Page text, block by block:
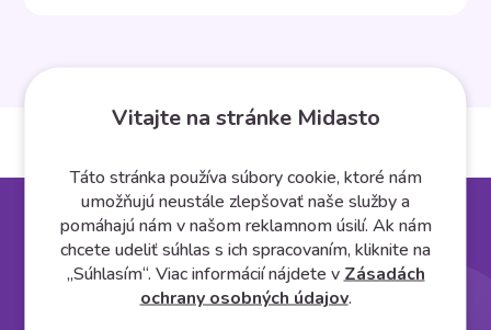
Analytics nie je […]
Založte si vlastnýe⁠-⁠shop
Vyskúšať na 30 dní zadarmo
Vitajte na stránke Midasto
Táto stránka používa súbory cookie, ktoré nám
umožňujú neustále zlepšovať naše služby a
pomáhajú nám v našom reklamnom úsilí. Ak nám
chcete udeliť súhlas s ich spracovaním, kliknite na
„Súhlasím“. Viac informácií nájdete vZásadách
ochrany osobných údajov.